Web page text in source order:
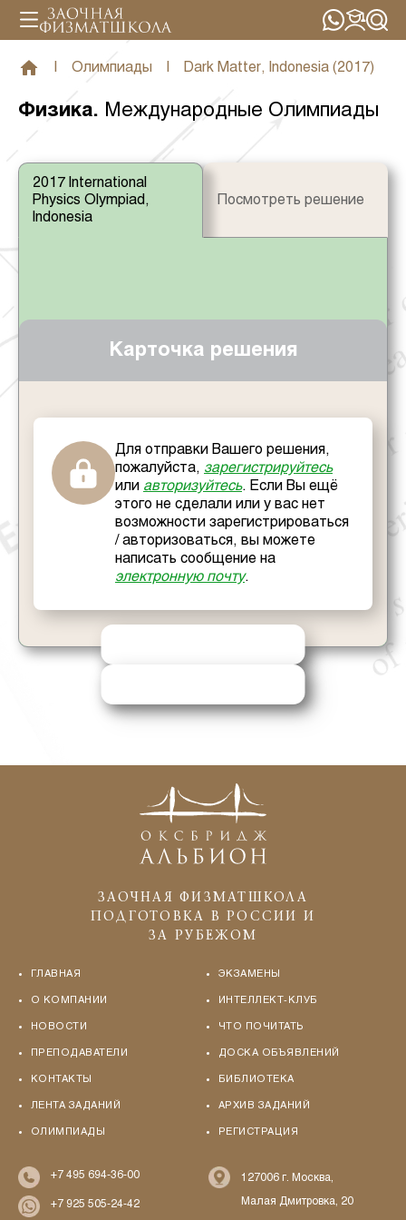
Олимпиады Dark Matter, Indonesia (2017)
Физика. Международные Олимпиады
2017 International
Physics Olympiad,
Indonesia
Посмотреть решение
Карточка решения
Для отправки Вашего решения,
пожалуйста, зарегистрируйтесь
или авторизуйтесь. Если Вы ещё
этого не сделали или у вас нет
возможности зарегистрироваться
/ авторизоваться, вы можете
написать сообщение на
электронную почту.
ЗАОЧНАЯ ФИЗМАТШКОЛА
ПОДГОТОВКА В РОССИИ И
ЗА РУБЕЖОМ
ГЛАВНАЯ
О КОМПАНИИ
НОВОСТИ
ПРЕПОДАВАТЕЛИ
КОНТАКТЫ
ЛЕНТА ЗАДАНИЙ
ОЛИМПИАДЫ
ЭКЗАМЕНЫ
ИНТЕЛЛЕКТ-КЛУБ
ЧТО ПОЧИТАТЬ
ДОСКА ОБЪЯВЛЕНИЙ
БИБЛИОТЕКА
АРХИВ ЗАДАНИЙ
РЕГИСТРАЦИЯ
+7 495 694-36-00
+7 925 505-24-42
127006 г. Москва,
Малая Дмитровка, 20